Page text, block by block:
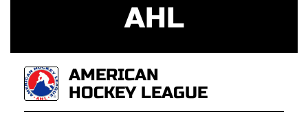
AHL
AMERICAN
HOCKEY LEAGUE